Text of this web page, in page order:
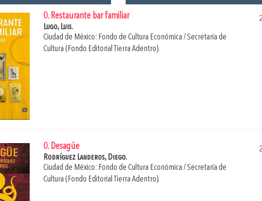
0. Restaurante bar familiar
Lugo, Luis.
Ciudad de México: Fondo de Cultura Económica / Secretaría de
Cultura (Fondo Editorial Tierra Adentro).
0. Desagüe
Rodríguez Landeros, Diego.
Ciudad de México: Fondo de Cultura Económica / Secretaría de
Cultura (Fondo Editorial Tierra Adentro).